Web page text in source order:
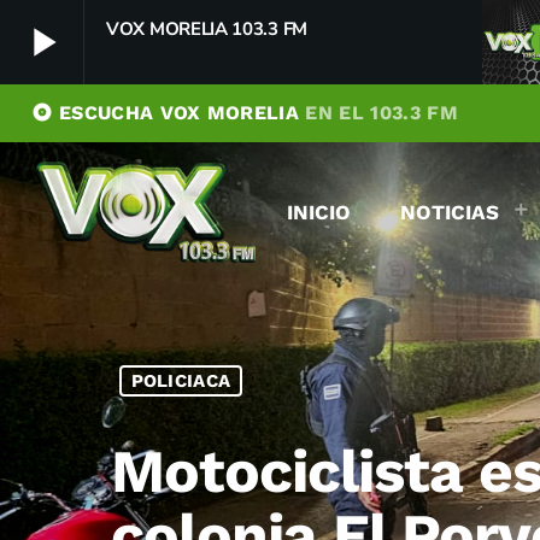
play_arrow VOX MORELIA 103.3 FM
play_arrow VOX MORELIA 103.3 FM
Player Debug
pushFeed = INITIALIZE1786089564921
newFeedReading = REITERATE - 1786089564922
newFeedReading = REITERATE - 1786089564985
album ESCUCHA VOX MORELIA EN EL 103.3 FM
INICIO NOTICIAS
POLICIACA
Motociclista